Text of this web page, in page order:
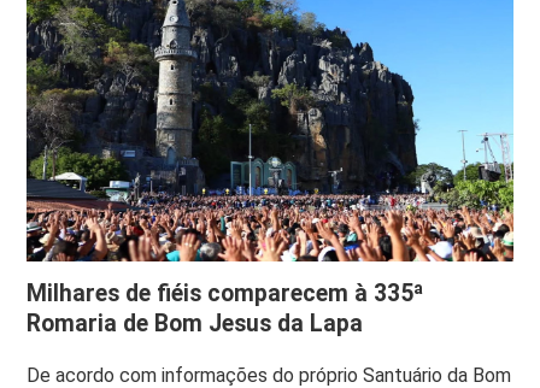
Milhares de fiéis comparecem à 335ª
Romaria de Bom Jesus da Lapa
De acordo com informações do próprio Santuário da Bom